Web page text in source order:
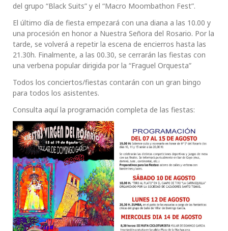
del grupo “Black Suits” y el “Macro Moombathon Fest”.
El último día de fiesta empezará con una diana a las 10.00 y
una procesión en honor a Nuestra Señora del Rosario. Por la
tarde, se volverá a repetir la escena de encierros hasta las
21.30h. Finalmente, a las 00.30, se cerrarán las fiestas con
una verbena popular dirigida por la “Fraguel Orquesta”
Todos los conciertos/fiestas contarán con un gran bingo
para todos los asistentes.
Consulta aquí la programación completa de las fiestas: